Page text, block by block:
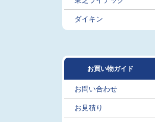
ダイキン
お買い物ガイド
お問い合わせ
お見積り